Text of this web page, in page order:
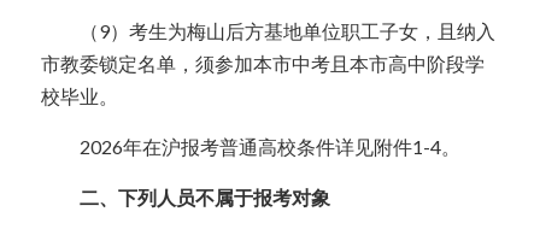
（9）考生为梅山后方基地单位职工子女，且纳入
市教委锁定名单，须参加本市中考且本市高中阶段学
校毕业。
2026年在沪报考普通高校条件详见附件1-4。
二、下列人员不属于报考对象